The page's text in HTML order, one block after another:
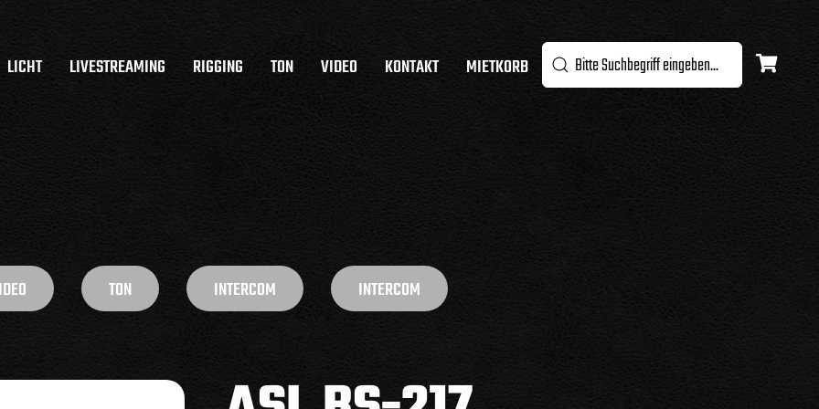
LICHT LIVESTREAMING RIGGING TON VIDEO KONTAKT MIETKORB
TON INTERCOM INTERCOM